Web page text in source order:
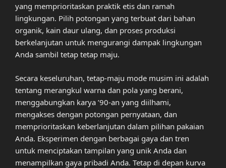
yang memprioritaskan praktik etis dan ramah
lingkungan. Pilih potongan yang terbuat dari bahan
organik, kain daur ulang, dan proses produksi
berkelanjutan untuk mengurangi dampak lingkungan
Anda sambil tetap tetap maju.
Secara keseluruhan, tetap-maju mode musim ini adalah
tentang merangkul warna dan pola yang berani,
menggabungkan karya ’90-an yang diilhami,
mengakses dengan potongan pernyataan, dan
memprioritaskan keberlanjutan dalam pilihan pakaian
Anda. Eksperimen dengan berbagai gaya dan tren
untuk menciptakan tampilan yang unik Anda dan
menampilkan gaya pribadi Anda. Tetap di depan kurva